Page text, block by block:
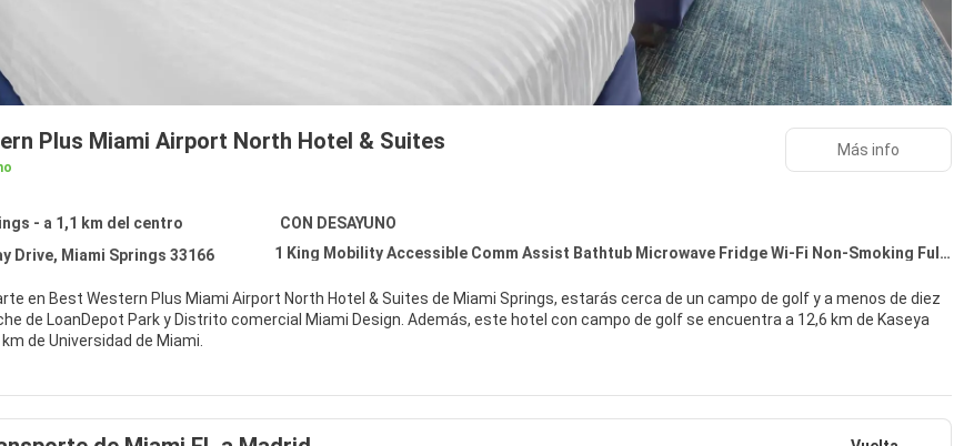
Plus Miami Airport North Hotel & Suites
- a 1,1 km del centro
CON DESAYUNO
Drive, Miami Springs 33166
1 King Mobility Accessible Comm Assist Bathtub Microwave Fridge Wi-Fi Non-Smoking Full Breakfast
en Best Western Plus Miami Airport North Hotel & Suites de Miami Springs, estarás cerca de un campo de golf y a menos de diez
Park y Distrito comercial Miami Design. Además, este hotel con campo de golf se encuentra a 12,6 km de Kaseya
de Universidad de Miami.
Más info